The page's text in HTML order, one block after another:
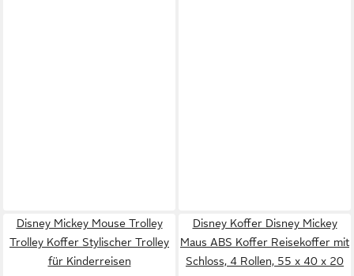
Disney Mickey Mouse Trolley
Trolley Koffer Stylischer Trolley
für Kinderreisen
Disney Koffer Disney Mickey
Maus ABS Koffer Reisekoffer mit
Schloss, 4 Rollen, 55 x 40 x 20